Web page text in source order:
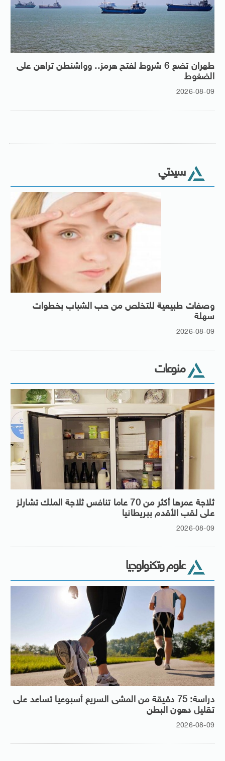
طهران تضع 6 شروط لفتح هرمز.. وواشنطن تراهن على
الضغوط
2026-08-09
سيدتي
وصفات طبيعية للتخلص من حب الشباب بخطوات
سهلة
2026-08-09
منوعات
ثلاجة عمرها أكثر من 70 عاما تنافس ثلاجة الملك تشارلز
على لقب الأقدم ببريطانيا
2026-08-09
علوم وتكنولوجيا
دراسة: 75 دقيقة من المشى السريع أسبوعيا تساعد على
تقليل دهون البطن
2026-08-09